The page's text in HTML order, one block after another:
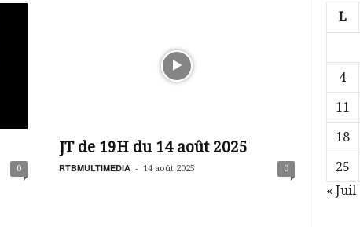
0
JT de 19H du 14 août 2025
RTBMULTIMEDIA - 14 août 2025 0
L
4
11
18
25
« Juil